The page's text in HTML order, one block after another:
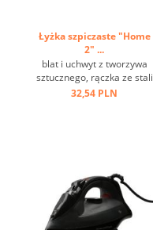
Łyżka szpiczaste "Home
2" ...
blat i uchwyt z tworzywa
sztucznego, rączka ze stali
nierdzewnej, oczko do
32,54 PLN